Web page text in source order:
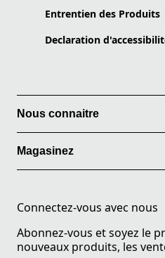
Entrentien des Produits
Declaration
Nous connaitre
Magasinez
Connectez-vous avec nous
Abonnez-vous et soyez le
nouveaux produits, les